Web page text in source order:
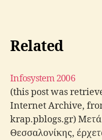
Related
Infosystem 2006
(this post was
Internet Archive,
krap.pblogs.gr) Μετά
Θεσσαλονίκης,